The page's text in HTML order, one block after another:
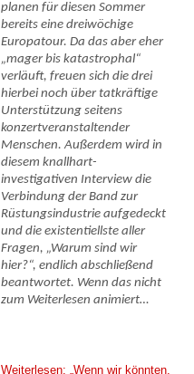
planen für diesen Sommer
bereits eine dreiwöchige
Europatour. Da das aber eher
„mager bis katastrophal“
verläuft, freuen sich die drei
hierbei noch über tatkräftige
Unterstützung seitens
konzertveranstaltender
Menschen. Außerdem wird in
diesem knallhart-
investigativen Interview die
Verbindung der Band zur
Rüstungsindustrie aufgedeckt
und die existentiellste aller
Fragen, „Warum sind wir
hier?“, endlich abschließend
beantwortet. Wenn das nicht
zum Weiterlesen animiert…
Weiterlesen: „Wenn wir könnten,